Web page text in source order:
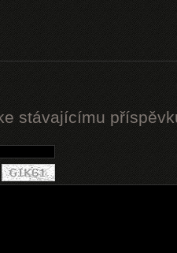
stávajícímu